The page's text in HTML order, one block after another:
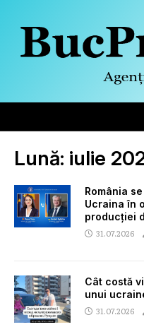
Lună: iulie
România
Ucraina în
producției
31.07.2026
Cât costă
unui
31.07.2026